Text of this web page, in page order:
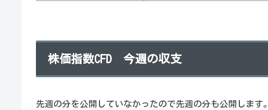
株価指数CFD 今週の収支
先週の分を公開していなかったので先週の分も公開します。